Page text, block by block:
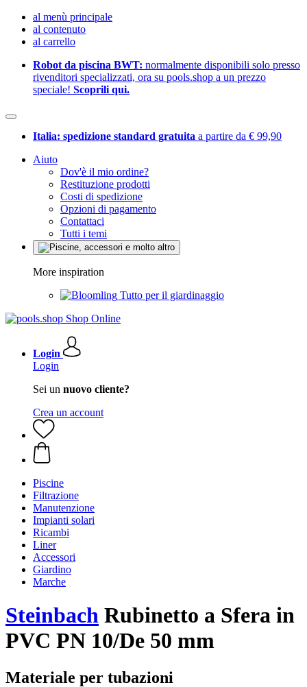
al menù principale
al contenuto
al carrello
Robot da piscina BWT: normalmente disponibili solo presso
rivenditori specializzati, ora su pools.shop a un prezzo
speciale! Scoprili qui.
Italia: spedizione standard gratuita a partire da € 99,90
Aiuto
Dov'è il mio ordine?
Restituzione prodotti
Costi di spedizione
Opzioni di pagamento
Contattaci
Tutti i temi
More inspiration
Tutto per il giardinaggio
Login
Login
Sei un nuovo cliente?
Crea un account
Piscine
Filtrazione
Manutenzione
Impianti solari
Ricambi
Liner
Accessori
Giardino
Marche
Steinbach Rubinetto a Sfera in
PVC PN 10/De 50 mm
Materiale per tubazioni